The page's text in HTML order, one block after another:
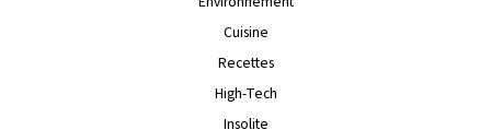
Cuisine
Recettes
High-Tech
Insolite